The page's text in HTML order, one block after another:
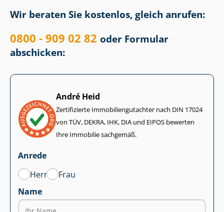
Wir beraten Sie kostenlos, gleich anrufen:
0800 - 909 02 82 oder Formular
abschicken:
André Heid
Zertifizierte Im­mo­bi­li­en­gut­ach­ter nach DIN 17024
von TÜV, DEKRA, IHK, DIA und EIPOS bewerten
Ihre Immobilie sachgemäß.
Anrede
Herr
Frau
Name